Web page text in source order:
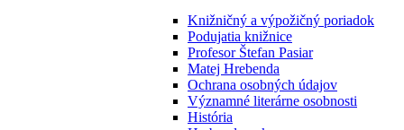
Knižničný a výpožičný poriadok
Podujatia knižnice
Profesor Štefan Pasiar
Matej Hrebenda
Ochrana osobných údajov
Významné literárne osobnosti
História